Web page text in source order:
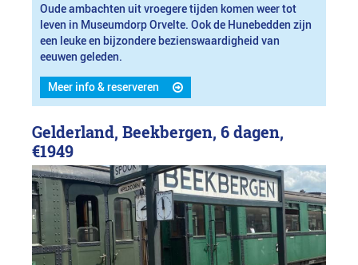
Oude ambachten uit vroegere tijden komen weer tot
leven in Museumdorp Orvelte. Ook de Hunebedden zijn
een leuke en bijzondere bezienswaardigheid van
eeuwen geleden.
Meer info & reserveren
Gelderland, Beekbergen, 6 dagen,
€1949